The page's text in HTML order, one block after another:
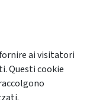
ai visitatori
Questi cookie